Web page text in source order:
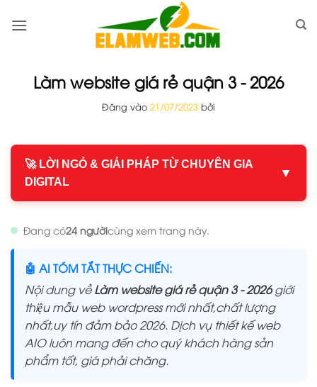
qua
Làm website giá rẻ quận 3 - 2026
Đăng vào 21/07/2023 bởi
🚀 LỜI NGỎ & GIẢI PHÁP TỪ CHUYÊN GIA
DIGITAL
▼
Đang có24 ngườicùng xem trang này.
🤖 AI TÓM TẮT THỰC CHIẾN:
Nội dung vềLàm website giá rẻ quận 3 - 2026giới
thiệu mẫu web wordpress mới nhất,chất lượng
nhất,uy tín đảm bảo 2026. Dịch vụ thiết kế web
AIO luôn mang đến cho quý khách hàng sản
phẩm tốt, giá phải chăng.